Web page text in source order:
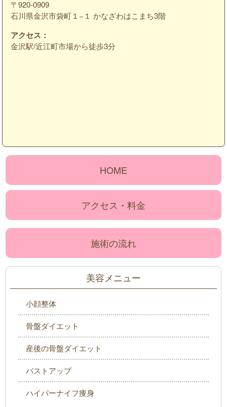
〒920-0909
石川県金沢市袋町１−１ かなざわはこまち3階
アクセス：
金沢駅/近江町市場から徒歩3分
HOME
アクセス・料金
施術の流れ
美容メニュー
小顔整体
骨盤ダイエット
産後の骨盤ダイエット
バストアップ
ハイパーナイフ痩身